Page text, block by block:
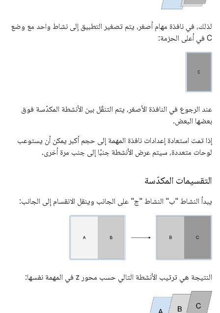
لذلك، في نافذة مهام أصغر، يتم تصغير التطبيق إلى نشاط واحد مع وضع
C في أعلى الحزمة:
عند الرجوع في النافذة الأصغر، يتم التنقّل بين الأنشطة المكدّسة فوق
بعضها البعض.
إذا تمت استعادة إعدادات نافذة المهمة إلى حجم أكبر يمكن أن يستوعب
لوحات متعددة، سيتم عرض الأنشطة جنبًا إلى جنب مرة أخرى.
التقسيمات المكدّسة
يبدأ النشاط "ب" النشاط "ج" على الجانب وينقل الانقسام إلى الجانب:
النتيجة هي ترتيب الأنشطة التالي حسب محور z في المهمة نفسها: